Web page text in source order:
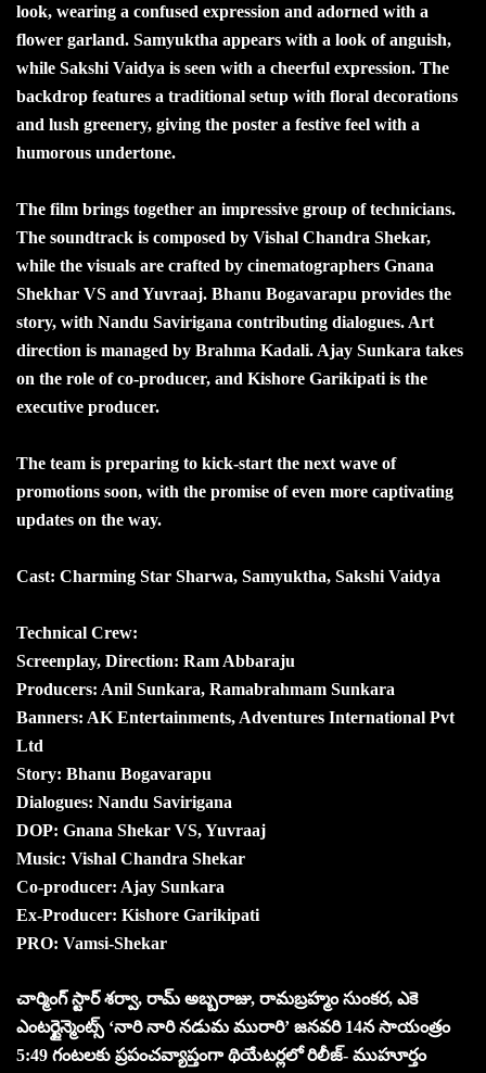
look, wearing a confused expression and adorned with a
flower garland. Samyuktha appears with a look of anguish,
while Sakshi Vaidya is seen with a cheerful expression. The
backdrop features a traditional setup with floral decorations
and lush greenery, giving the poster a festive feel with a
humorous undertone.
The film brings together an impressive group of technicians.
The soundtrack is composed by Vishal Chandra Shekar,
while the visuals are crafted by cinematographers Gnana
Shekhar VS and Yuvraaj. Bhanu Bogavarapu provides the
story, with Nandu Savirigana contributing dialogues. Art
direction is managed by Brahma Kadali. Ajay Sunkara takes
on the role of co-producer, and Kishore Garikipati is the
executive producer.
The team is preparing to kick-start the next wave of
promotions soon, with the promise of even more captivating
updates on the way.
Cast: Charming Star Sharwa, Samyuktha, Sakshi Vaidya
Technical Crew:
Screenplay, Direction: Ram Abbaraju
Producers: Anil Sunkara, Ramabrahmam Sunkara
Banners: AK Entertainments, Adventures International Pvt
Ltd
Story: Bhanu Bogavarapu
Dialogues: Nandu Savirigana
DOP: Gnana Shekar VS, Yuvraaj
Music: Vishal Chandra Shekar
Co-producer: Ajay Sunkara
Ex-Producer: Kishore Garikipati
PRO: Vamsi-Shekar
చార్మింగ్ స్టార్ శర్వా, రామ్ అబ్బరాజు, రామబ్రహ్మం సుంకర, ఎకె
ఎంటర్టైన్మెంట్స్ ‘నారి నారి నడుమ మురారి’ జనవరి 14న సాయంత్రం
5:49 గంటలకు ప్రపంచవ్యాప్తంగా థియేటర్లలో రిలీజ్- ముహూర్తం